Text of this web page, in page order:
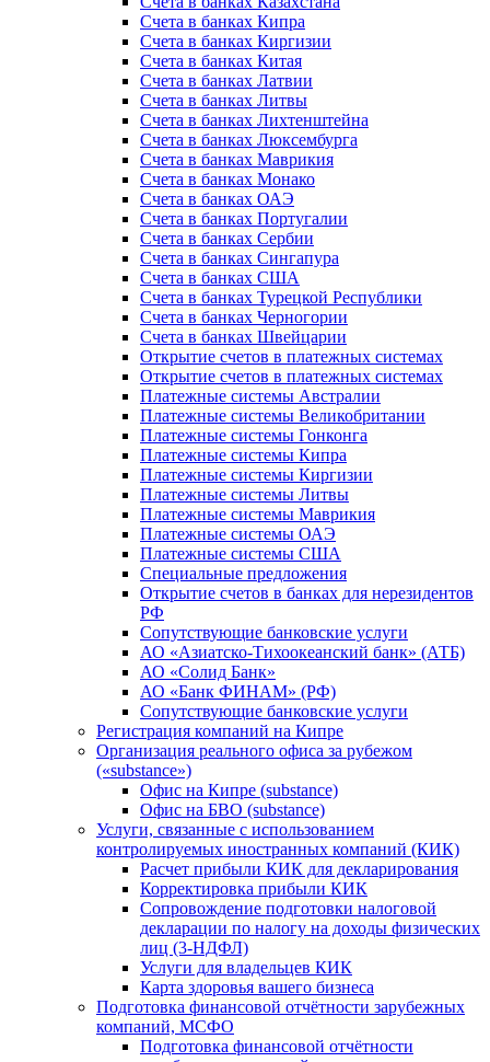
Счета в банках Кипра
Счета в банках Киргизии
Счета в банках Китая
Счета в банках Латвии
Счета в банках Литвы
Счета в банках Лихтенштейна
Счета в банках Люксембурга
Счета в банках Маврикия
Счета в банках Монако
Счета в банках ОАЭ
Счета в банках Португалии
Счета в банках Сербии
Счета в банках Сингапура
Счета в банках США
Счета в банках Турецкой Республики
Счета в банках Черногории
Счета в банках Швейцарии
Открытие счетов в платежных системах
Открытие счетов в платежных системах
Платежные системы Австралии
Платежные системы Великобритании
Платежные системы Гонконга
Платежные системы Кипра
Платежные системы Киргизии
Платежные системы Литвы
Платежные системы Маврикия
Платежные системы ОАЭ
Платежные системы США
Специальные предложения
Открытие счетов в банках для нерезидентов
РФ
Сопутствующие банковские услуги
АО «Азиатско-Тихоокеанский банк» (АТБ)
АО «Солид Банк»
АО «Банк ФИНАМ» (РФ)
Сопутствующие банковские услуги
Регистрация компаний на Кипре
Организация реального офиса за рубежом
(«substance»)
Офис на Кипре (substance)
Офис на БВО (substance)
Услуги, связанные с использованием
контролируемых иностранных компаний (КИК)
Расчет прибыли КИК для декларирования
Корректировка прибыли КИК
Сопровождение подготовки налоговой
декларации по налогу на доходы физических
лиц (3-НДФЛ)
Услуги для владельцев КИК
Карта здоровья вашего бизнеса
Подготовка финансовой отчётности зарубежных
компаний, МСФО
Подготовка финансовой отчётности